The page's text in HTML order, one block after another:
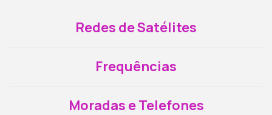
Redes de Satélites
Frequências
Moradas e Telefones